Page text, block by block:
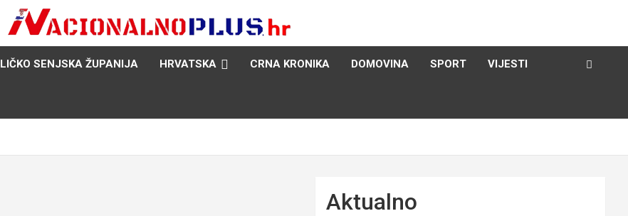
NacionalnoPlus.hr
Nacija želi znati više
LIČKO SENJSKA ŽUPANIJA HRVATSKA CRNA KRONIKA DOMOVINA SPORT VIJESTI
Aktualno